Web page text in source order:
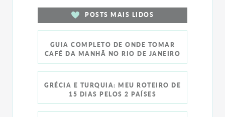
POSTS MAIS LIDOS
GUIA COMPLETO DE ONDE TOMAR
CAFÉ DA MANHÃ NO RIO DE JANEIRO
GRÉCIA E TURQUIA: MEU ROTEIRO DE
15 DIAS PELOS 2 PAÍSES